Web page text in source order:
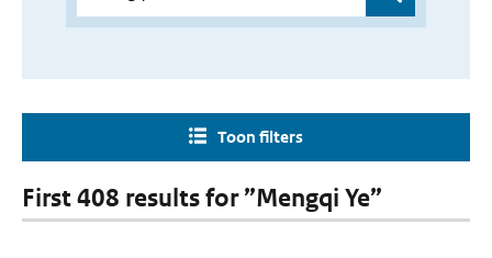
Toon filters
First 408 results for ”Mengqi Ye”